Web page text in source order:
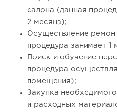
салона (данная
2 месяца);
Осуществление
процедура занимает 1
Поиск и обучение
процедура
помещения);
Закупка
и расходных